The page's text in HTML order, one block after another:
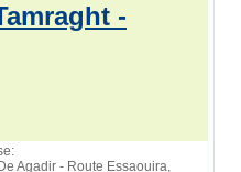
-
Agadir - Route Essaouira,